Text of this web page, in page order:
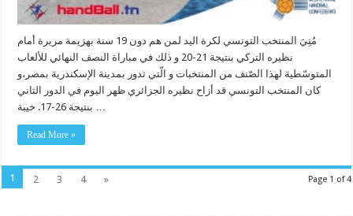
مُنِيَ المنتخب التونسي لكرة اليد لمن هم دون 19 سنة بهزيمة مريرة أمام
نظيره التركي بنتيجة 21-20 و ذلك في مباراة النصف النهائي للألعاب
المتوسّطية لهذا الصّنف من المنتخبات و الّتي تدور بمدينة الإسكندرية بمصر،و
كان المنتخب التونسي قد أزاح نظيره الجزائري ظهر اليوم في الدور الثاني
Read More »
Page 1 of 4
1 2 3 4 »